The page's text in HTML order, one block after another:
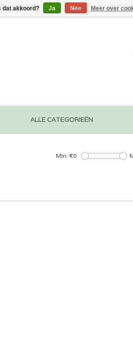
ALLE CATEGORIEËN
Min: €0
dat akkoord? Ja Nee Meer over